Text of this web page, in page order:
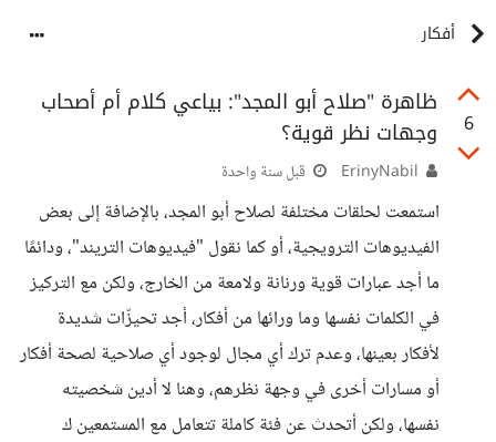
أفكار
6
ظاهرة "صلاح أبو المجد": بياعي كلام أم أصحاب
وجهات نظر قوية؟
قبل سنة واحدة
استمعت لحلقات مختلفة لصلاح أبو المجد، بالإضافة إلى بعض
الفيديوهات الترويجية، أو كما نقول "فيديوهات التريند"، ودائمًا
ما أجد عبارات قوية ورنانة ولامعة من الخارج، ولكن مع التركيز
في الكلمات نفسها وما ورائها من أفكار، أجد تحيزّات شديدة
لأفكار بعينها، وعدم ترك أي مجال لوجود أي صلاحية لصحة أفكار
أو مسارات أخرى في وجهة نظرهم، وهنا لا أدين شخصيته
نفسها، ولكن أتحدث عن فئة كاملة تتعامل مع المستمعين ك